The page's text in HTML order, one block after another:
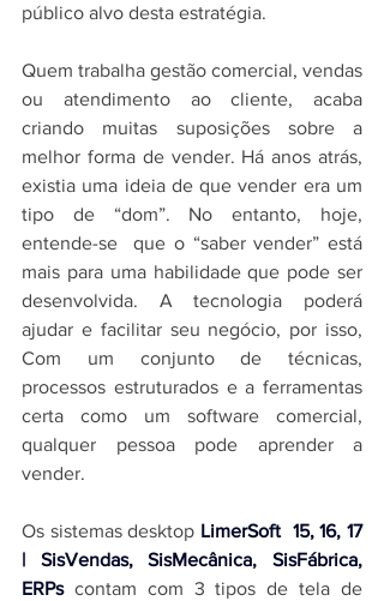
público alvo desta estratégia.
Quem trabalha gestão comercial, vendas
ou atendimento ao cliente, acaba
criando muitas suposições sobre a
melhor forma de vender. Há anos atrás,
existia uma ideia de que vender era um
tipo de “dom”. No entanto, hoje,
entende-se  que o “saber vender” está
mais para uma habilidade que pode ser
desenvolvida. A tecnologia poderá
ajudar e facilitar seu negócio, por isso,
Com um conjunto de técnicas,
processos estruturados e a ferramentas
certa como um software comercial,
qualquer pessoa pode aprender a
vender.
Os sistemas desktop LimerSoft 15, 16, 17
| SisVendas, SisMecânica, SisFábrica,
ERPs contam com 3 tipos de tela de